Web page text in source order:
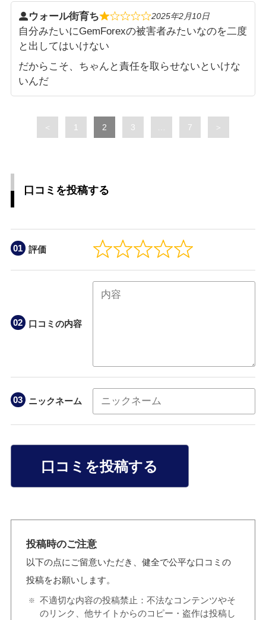
2025年2月10日
自分みたいにGemForexの被害者みたいなのを二度
と出してはいけない
だからこそ、ちゃんと責任を取らせないといけな
いんだ
ウォール街育ち
＜ Page
1 Page
2 Page
3 Page
7 ＞
口コミを投稿する
評価
口コミの内容
ニックネーム
口コミを投稿する
投稿時のご注意
以下の点にご留意いただき、健全で公平な口コミの
投稿をお願いします。
不適切な内容の投稿禁止：不法なコンテンツやそ
のリンク、他サイトからのコピー・盗作は投稿し